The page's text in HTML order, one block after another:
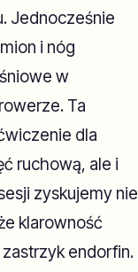
Jednocześnie
i nóg
w
Ta
dla
ruchową, ale i
zyskujemy nie
klarowność
zastrzyk endorfin.